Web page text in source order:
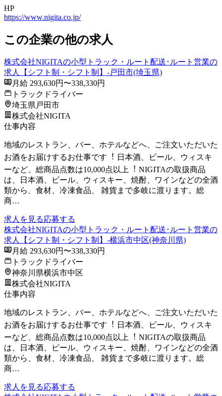
HP
https://www.nigita.co.jp/
この企業の他の求人
株式会社NIGITAの小型トラック・ルート配送･ルート営業の
求人【シフト制・シフト制】-戸田市(埼玉県)
月給 293,630円〜338,330円
トラックドライバー
埼玉県戸田市
株式会社NIGITA
仕事内容
地域のレストラン、バー、ホテルなどへ、ご注⽂いただいた
お酒をお届けするお仕事です︕ ⽇本酒、ビール、ウィスキ
ーなど、総商品点数は10,000点以上︕ NIGITAの取扱商品
は、⽇本酒、ビール、ウィスキー、焼酎、ワインなどの全酒
類から、⾷材、冷凍⾷品、 雑貨まで多岐に渡ります。総
商…
求人を見る応募する
株式会社NIGITAの小型トラック・ルート配送･ルート営業の
求人【シフト制・シフト制】-横浜市中区(神奈川県)
月給 293,630円〜338,330円
トラックドライバー
神奈川県横浜市中区
株式会社NIGITA
仕事内容
地域のレストラン、バー、ホテルなどへ、ご注⽂いただいた
お酒をお届けするお仕事です︕ ⽇本酒、ビール、ウィスキ
ーなど、総商品点数は10,000点以上︕ NIGITAの取扱商品
は、⽇本酒、ビール、ウィスキー、焼酎、ワインなどの全酒
類から、⾷材、冷凍⾷品、 雑貨まで多岐に渡ります。総
商…
求人を見る応募する